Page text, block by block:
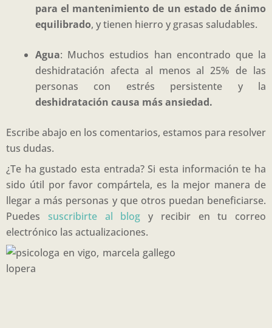
para el mantenimiento de un estado de ánimo
equilibrado, y tienen hierro y grasas saludables.
Agua: Muchos estudios han encontrado que la
deshidratación afecta al menos al 25% de las
personas con estrés persistente y la
deshidratación causa más ansiedad.
Escribe abajo en los comentarios, estamos para resolver
tus dudas.
¿Te ha gustado esta entrada? Si esta información te ha
sido útil por favor compártela, es la mejor manera de
llegar a más personas y que otros puedan beneficiarse.
Puedes suscribirte al blog y recibir en tu correo
electrónico las actualizaciones.